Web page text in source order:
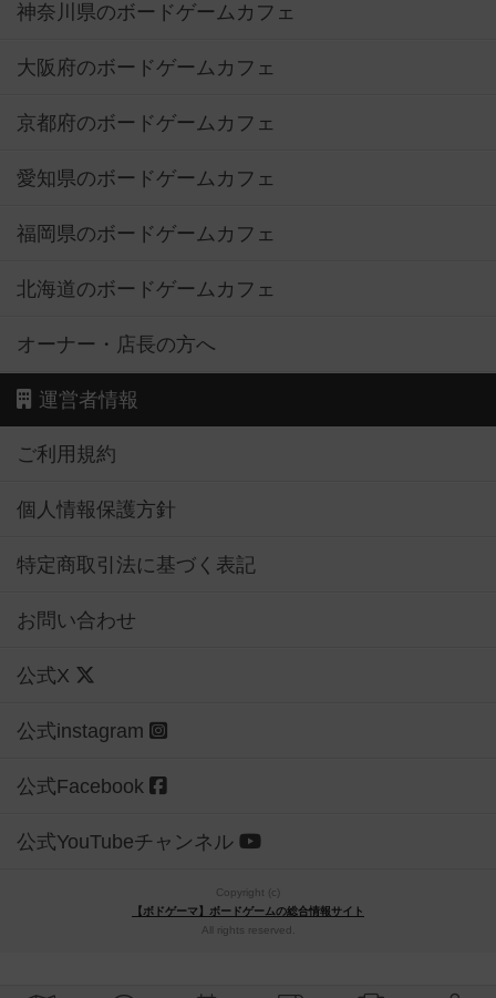
神奈川県のボードゲームカフェ
大阪府のボードゲームカフェ
京都府のボードゲームカフェ
愛知県のボードゲームカフェ
福岡県のボードゲームカフェ
北海道のボードゲームカフェ
オーナー・店長の方へ
運営者情報
ご利用規約
個人情報保護方針
特定商取引法に基づく表記
お問い合わせ
公式X
公式instagram
公式Facebook
公式YouTubeチャンネル
Copyright (c)
【ボドゲーマ】ボードゲームの総合情報サイト
All rights reserved.